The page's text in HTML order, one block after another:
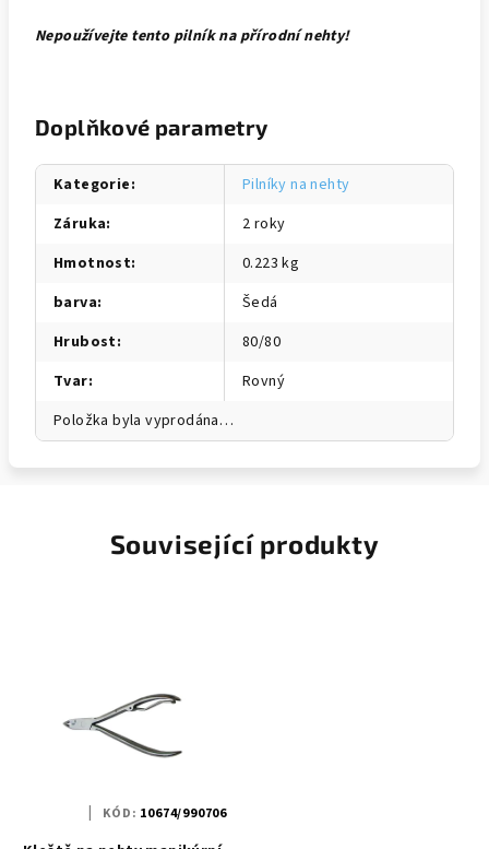
Nepoužívejte tento pilník na přírodní nehty!
Doplňkové parametry
Kategorie:
Pilníky na nehty
Záruka:
2 roky
Hmotnost:
0.223 kg
barva:
Šedá
Hrubost:
80/80
Tvar:
Rovný
Položka byla vyprodána…
Související produkty
KÓD: 10674/990706